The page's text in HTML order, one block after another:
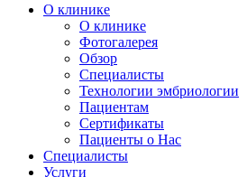
О клинике
О клинике
Фотогалерея
Обзор
Специалисты
Технологии эмбриологии
Пациентам
Сертификаты
Пациенты о Нас
Специалисты
Услуги